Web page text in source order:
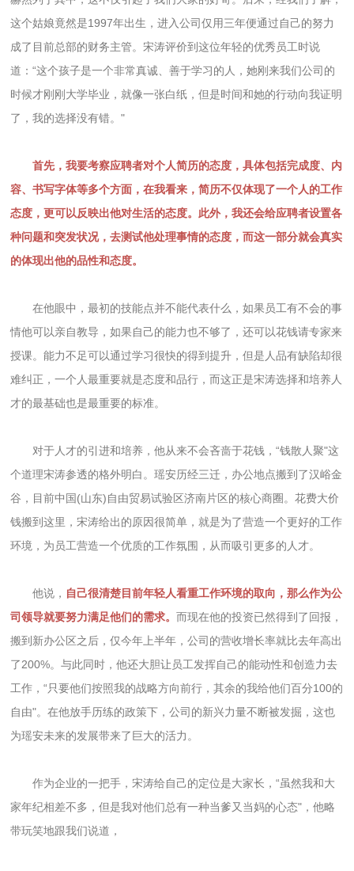
这个姑娘竟然是1997年出生，进入公司仅用三年便通过自己的努力
成了目前总部的财务主管。宋涛评价到这位年轻的优秀员工时说
道：“这个孩子是一个非常真诚、善于学习的人，她刚来我们公司的
时候才刚刚大学毕业，就像一张白纸，但是时间和她的行动向我证明
了，我的选择没有错。"
首先，我要考察应聘者对个人简历的态度，具体包括完成度、内
容、书写字体等多个方面，在我看来，简历不仅体现了一个人的工作
态度，更可以反映出他对生活的态度。此外，我还会给应聘者设置各
种问题和突发状况，去测试他处理事情的态度，而这一部分就会真实
的体现出他的品性和态度。
在他眼中，最初的技能点并不能代表什么，如果员工有不会的事
情他可以亲自教导，如果自己的能力也不够了，还可以花钱请专家来
授课。能力不足可以通过学习很快的得到提升，但是人品有缺陷却很
难纠正，一个人最重要就是态度和品行，而这正是宋涛选择和培养人
才的最基础也是最重要的标准。
对于人才的引进和培养，他从来不会吝啬于花钱，“钱散人聚"这
个道理宋涛参透的格外明白。瑶安历经三迁，办公地点搬到了汉峪金
谷，目前中国(山东)自由贸易试验区济南片区的核心商圈。花费大价
钱搬到这里，宋涛给出的原因很简单，就是为了营造一个更好的工作
环境，为员工营造一个优质的工作氛围，从而吸引更多的人才。
他说， 自己很清楚目前年轻人看重工作环境的取向，那么作为公
司领导就要努力满足他们的需求。而现在他的投资已然得到了回报，
搬到新办公区之后，仅今年上半年，公司的营收增长率就比去年高出
了200%。与此同时，他还大胆让员工发挥自己的能动性和创造力去
工作，“只要他们按照我的战略方向前行，其余的我给他们百分100的
自由"。在他放手历练的政策下，公司的新兴力量不断被发掘，这也
为瑶安未来的发展带来了巨大的活力。
作为企业的一把手，宋涛给自己的定位是大家长，“虽然我和大
家年纪相差不多，但是我对他们总有一种当爹又当妈的心态"，他略
带玩笑地跟我们说道，